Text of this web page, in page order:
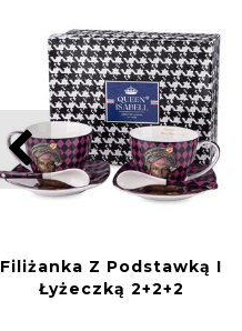
Filiżanka Z Podstawką I
Łyżeczką 2+2+2